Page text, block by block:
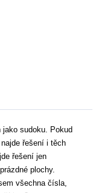
sudoku. Pokud
řešení i těch
řešení jen
plochy.
všechna čísla,